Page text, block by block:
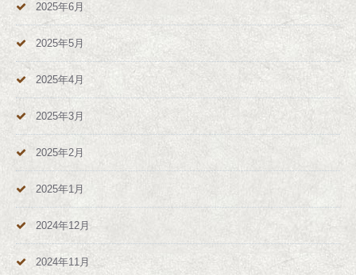
2025年6月
2025年5月
2025年4月
2025年3月
2025年2月
2025年1月
2024年12月
2024年11月